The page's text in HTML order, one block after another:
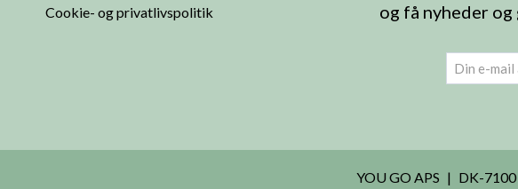
Cookie- og privatlivspolitik
og få nyheder
email
YOU GO APS DK-7100